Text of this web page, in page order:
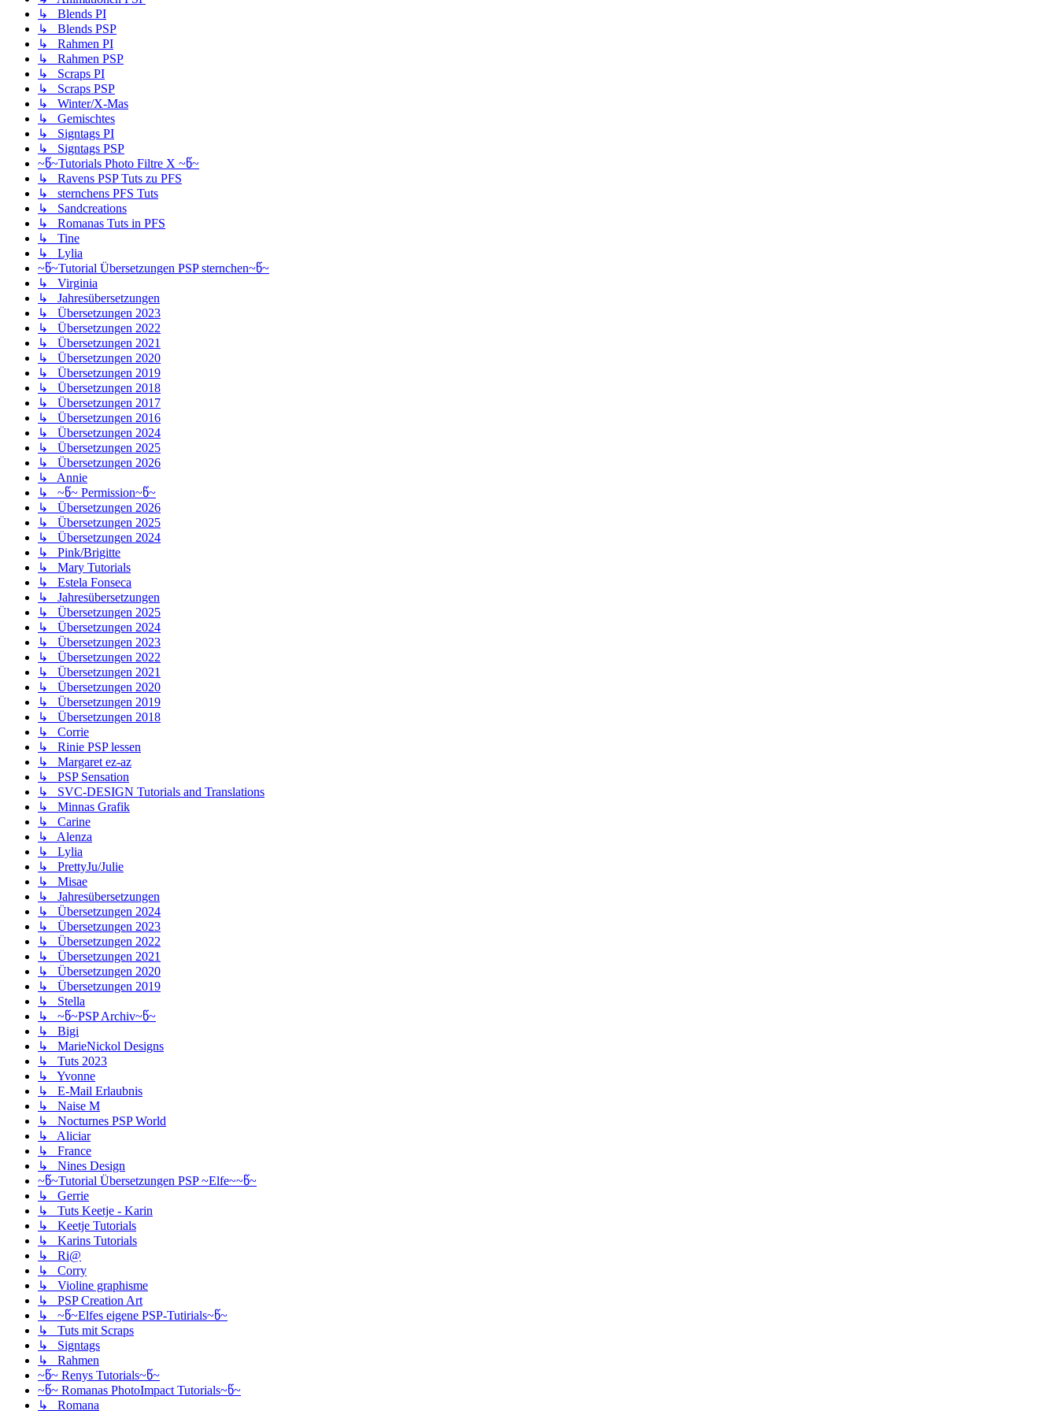
↳ Blends PI
↳ Blends PSP
↳ Rahmen PI
↳ Rahmen PSP
↳ Scraps PI
↳ Scraps PSP
↳ Winter/X-Mas
↳ Gemischtes
↳ Signtags PI
↳ Signtags PSP
~წ~Tutorials Photo Filtre X ~წ~
↳ Ravens PSP Tuts zu PFS
↳ sternchens PFS Tuts
↳ Sandcreations
↳ Romanas Tuts in PFS
↳ Tine
↳ Lylia
~წ~Tutorial Übersetzungen PSP sternchen~წ~
↳ Virginia
↳ Jahresübersetzungen
↳ Übersetzungen 2023
↳ Übersetzungen 2022
↳ Übersetzungen 2021
↳ Übersetzungen 2020
↳ Übersetzungen 2019
↳ Übersetzungen 2018
↳ Übersetzungen 2017
↳ Übersetzungen 2016
↳ Übersetzungen 2024
↳ Übersetzungen 2025
↳ Übersetzungen 2026
↳ Annie
↳ ~წ~ Permission~წ~
↳ Übersetzungen 2026
↳ Übersetzungen 2025
↳ Übersetzungen 2024
↳ Pink/Brigitte
↳ Mary Tutorials
↳ Estela Fonseca
↳ Jahresübersetzungen
↳ Übersetzungen 2025
↳ Übersetzungen 2024
↳ Übersetzungen 2023
↳ Übersetzungen 2022
↳ Übersetzungen 2021
↳ Übersetzungen 2020
↳ Übersetzungen 2019
↳ Übersetzungen 2018
↳ Corrie
↳ Rinie PSP lessen
↳ Margaret ez-az
↳ PSP Sensation
↳ SVC-DESIGN Tutorials and Translations
↳ Minnas Grafik
↳ Carine
↳ Alenza
↳ Lylia
↳ PrettyJu/Julie
↳ Misae
↳ Jahresübersetzungen
↳ Übersetzungen 2024
↳ Übersetzungen 2023
↳ Übersetzungen 2022
↳ Übersetzungen 2021
↳ Übersetzungen 2020
↳ Übersetzungen 2019
↳ Stella
↳ ~წ~PSP Archiv~წ~
↳ Bigi
↳ MarieNickol Designs
↳ Tuts 2023
↳ Yvonne
↳ E-Mail Erlaubnis
↳ Naise M
↳ Nocturnes PSP World
↳ Aliciar
↳ France
↳ Nines Design
~წ~Tutorial Übersetzungen PSP ~Elfe~~წ~
↳ Gerrie
↳ Tuts Keetje - Karin
↳ Keetje Tutorials
↳ Karins Tutorials
↳ Ri@
↳ Corry
↳ Violine graphisme
↳ PSP Creation Art
↳ ~წ~Elfes eigene PSP-Tutirials~წ~
↳ Tuts mit Scraps
↳ Signtags
↳ Rahmen
~წ~ Renys Tutorials~წ~
~წ~ Romanas PhotoImpact Tutorials~წ~
↳ Romana